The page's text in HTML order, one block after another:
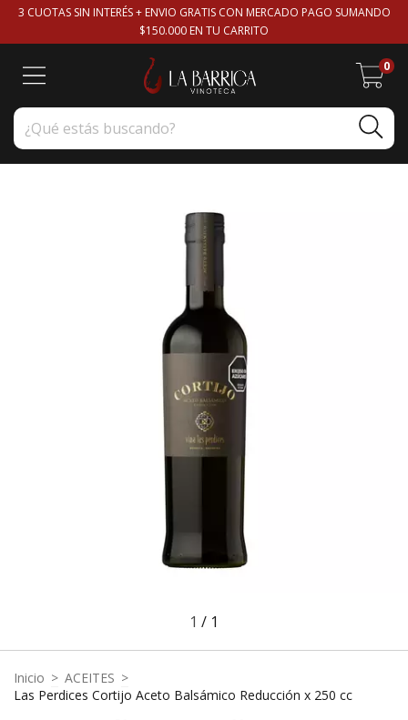
3 CUOTAS SIN INTERÉS + ENVIO GRATIS CON MERCADO PAGO SUMANDO
$150.000 EN TU CARRITO
0
1 / 1
Inicio > ACEITES >
Las Perdices Cortijo Aceto Balsámico Reducción x 250 cc